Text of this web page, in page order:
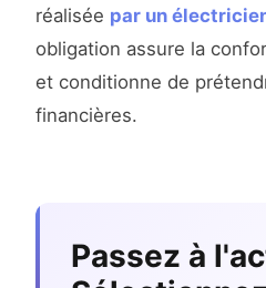
réalisée par un
obligation assure la
et conditionne de
financières.
Passez à